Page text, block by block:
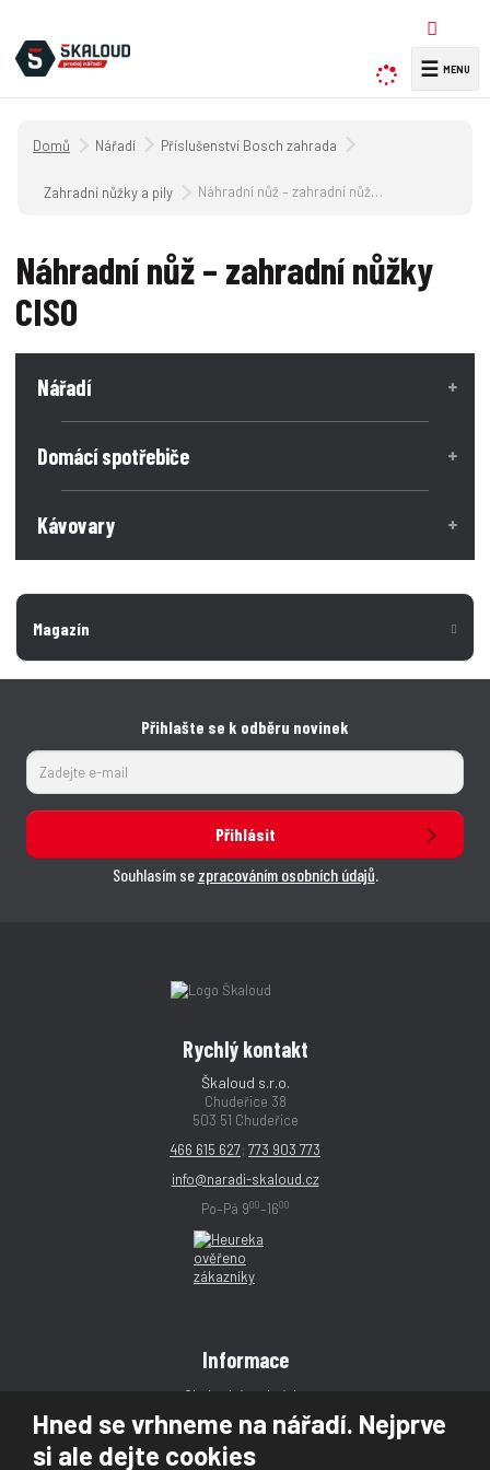
Hned se vrhneme na nářadí. Nejprve
si ale dejte cookies
y
t
☰
Úvodní strana
Nářadí Příslušenství Bosch zahrada
Zahradní nůžky a pily Náhradní nůž – zahradní nůžky CISO
Náhradní nůž – zahradní nůžky
CISO
Nářadí
Domácí spotřebiče
Kávovary
Magazín
Přihlašte se k odběru novinek
Přihlásit
Souhlasím se zpracováním osobních údajů.
Rychlý kontakt
Škaloud s.r.o.
Chudeřice 38
503 51 Chudeřice
466 615 627; 773 903 773
info@naradi-skaloud.cz
Po–Pá 900–1600
Informace
Obchodní podmínky
Reklamace
Magazín